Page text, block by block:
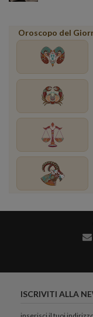
Oroscopo del
ISCRIVITI ALLA